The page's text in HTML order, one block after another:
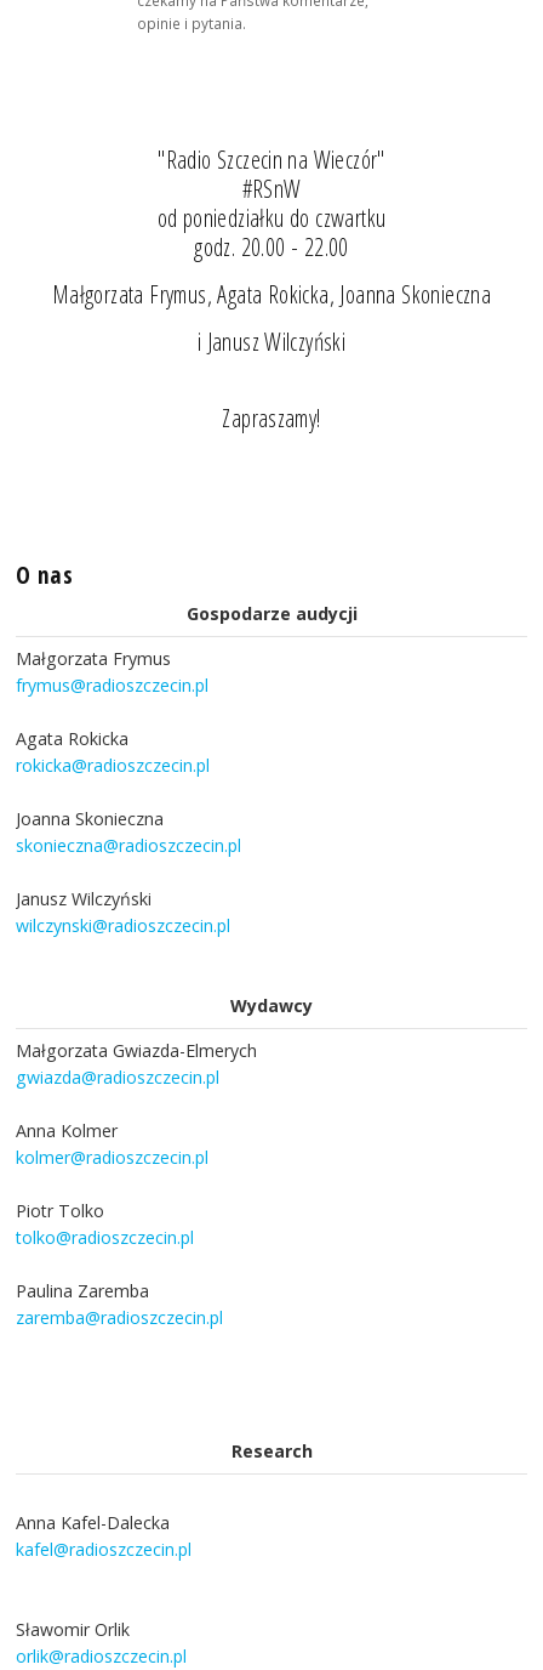
opinie i pytania.
"Radio Szczecin na Wieczór"
#RSnW
od poniedziałku do czwartku
godz. 20.00 - 22.00
Małgorzata Frymus, Agata Rokicka, Joanna Skonieczna
i Janusz Wilczyński
Zapraszamy!
O nas
Gospodarze audycji
Małgorzata Frymus
frymus@radioszczecin.pl
Agata Rokicka
rokicka@radioszczecin.pl
Joanna Skonieczna
skonieczna@radioszczecin.pl
Janusz Wilczyński
wilczynski@radioszczecin.pl
Wydawcy
Małgorzata Gwiazda-Elmerych
gwiazda@radioszczecin.pl
Anna Kolmer
kolmer@radioszczecin.pl
Piotr Tolko
tolko@radioszczecin.pl
Paulina Zaremba
zaremba@radioszczecin.pl
Research
Anna Kafel-Dalecka
kafel@radioszczecin.pl
Sławomir Orlik
orlik@radioszczecin.pl